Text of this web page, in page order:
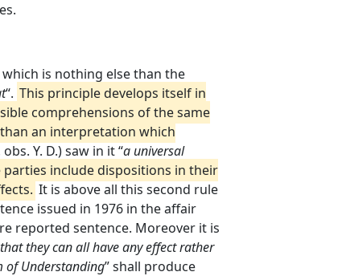
is nothing else than the
“. This principle develops itself in
comprehensions of the same
an interpretation which
Y. D.) saw in it “a universal
include dispositions in their
It is above all this second rule
issued in 1976 in the affair
reported sentence. Moreover it is
they can all have any effect rather
of Understanding” shall produce